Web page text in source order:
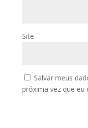
Site
Salvar meus
próxima vez que eu